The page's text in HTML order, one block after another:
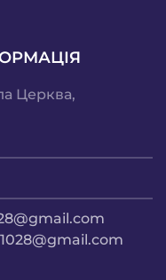
Церква,